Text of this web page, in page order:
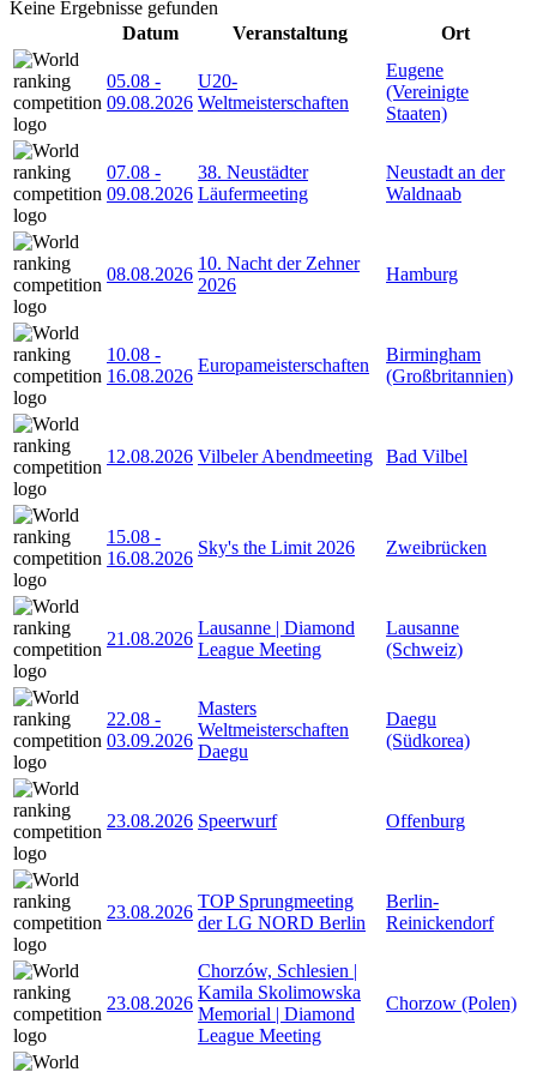
Keine Ergebnisse gefunden
Datum
Veranstaltung Ort
05.08 -
09.08.2026
U20-
Weltmeisterschaften
Eugene
(Vereinigte
Staaten)
07.08 -
09.08.2026
38. Neustädter
Läufermeeting
Neustadt an der
Waldnaab
08.08.2026
10. Nacht der Zehner
2026
Hamburg
10.08 -
16.08.2026
Europameisterschaften
Birmingham
(Großbritannien)
12.08.2026 Vilbeler Abendmeeting Bad Vilbel
15.08 -
16.08.2026
Sky's the Limit 2026 Zweibrücken
21.08.2026
Lausanne | Diamond
League Meeting
Lausanne
(Schweiz)
22.08 -
03.09.2026
Masters
Weltmeisterschaften
Daegu
Daegu
(Südkorea)
23.08.2026 Speerwurf Offenburg
23.08.2026
TOP Sprungmeeting
der LG NORD Berlin
Berlin-
Reinickendorf
23.08.2026
Chorzów, Schlesien |
Kamila Skolimowska
Memorial | Diamond
League Meeting
Chorzow (Polen)